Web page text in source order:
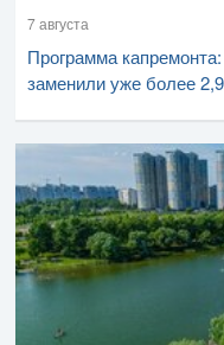
7 августа
Программа
заменили уже более